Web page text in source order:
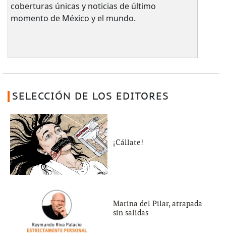
coberturas únicas y noticias de último
momento de México y el mundo.
SELECCIÓN DE LOS EDITORES
¡Cállate!
Marina del Pilar, atrapada
sin salidas